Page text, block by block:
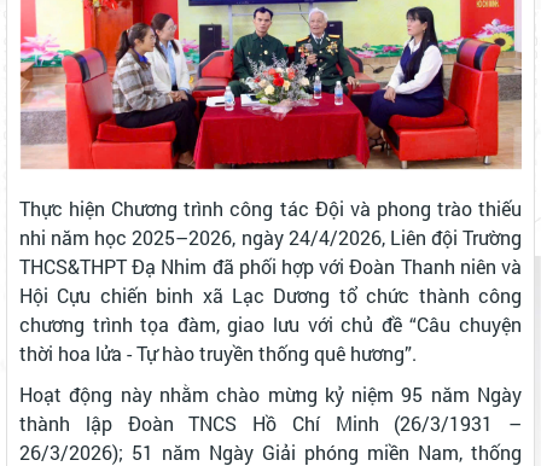
Thực hiện Chương trình công tác Đội và phong trào thiếu
nhi năm học 2025–2026, ngày 24/4/2026, Liên đội Trường
THCS&THPT Đạ Nhim đã phối hợp với Đoàn Thanh niên và
Hội Cựu chiến binh xã Lạc Dương tổ chức thành công
chương trình tọa đàm, giao lưu với chủ đề “Câu chuyện
thời hoa lửa - Tự hào truyền thống quê hương”.
Hoạt động này nhằm chào mừng kỷ niệm 95 năm Ngày
thành lập Đoàn TNCS Hồ Chí Minh (26/3/1931 –
26/3/2026); 51 năm Ngày Giải phóng miền Nam, thống